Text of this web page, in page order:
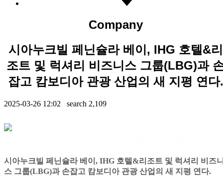
Company
시아누크빌 페닌슐라 베이, IHG 호텔&리
조트 및 럭셔리 비즈니스 그룹(LBG)과
잡고 캄보디아 관광 산업의 새 지평 연다.
2025-03-26 12:02 search 2,109
Contents
시아누크빌 페닌슐라 베이 , IHG 호텔 &리조트 및 럭셔리 비즈
스 그룹(LBG)과 손잡고 캄보디아 관광 산업의 새 지평 연다.